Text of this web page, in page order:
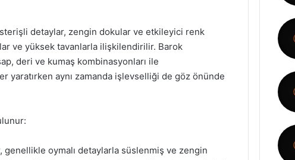
detaylar, zengin dokular ve etkileyici renk
ve yüksek tavanlarla ilişkilendirilir. Barok
deri ve kumaş kombinasyonları ile
aynı zamanda işlevselliği de göz önünde
genellikle oymalı detaylarla süslenmiş ve zengin